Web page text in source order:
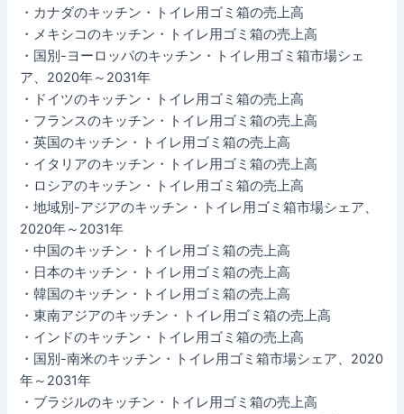
・カナダのキッチン・トイレ用ゴミ箱の売上高
・メキシコのキッチン・トイレ用ゴミ箱の売上高
・国別-ヨーロッパのキッチン・トイレ用ゴミ箱市場シェ
ア、2020年～2031年
・ドイツのキッチン・トイレ用ゴミ箱の売上高
・フランスのキッチン・トイレ用ゴミ箱の売上高
・英国のキッチン・トイレ用ゴミ箱の売上高
・イタリアのキッチン・トイレ用ゴミ箱の売上高
・ロシアのキッチン・トイレ用ゴミ箱の売上高
・地域別-アジアのキッチン・トイレ用ゴミ箱市場シェア、
2020年～2031年
・中国のキッチン・トイレ用ゴミ箱の売上高
・日本のキッチン・トイレ用ゴミ箱の売上高
・韓国のキッチン・トイレ用ゴミ箱の売上高
・東南アジアのキッチン・トイレ用ゴミ箱の売上高
・インドのキッチン・トイレ用ゴミ箱の売上高
・国別-南米のキッチン・トイレ用ゴミ箱市場シェア、2020
年～2031年
・ブラジルのキッチン・トイレ用ゴミ箱の売上高